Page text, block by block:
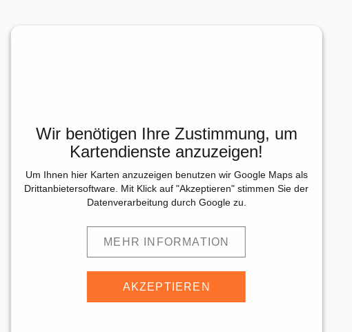
Wir benötigen Ihre Zustimmung, um
Kartendienste anzuzeigen!
Um Ihnen hier Karten anzuzeigen benutzen wir Google Maps als
Drittanbietersoftware. Mit Klick auf "Akzeptieren" stimmen Sie der
Datenverarbeitung durch Google zu.
MEHR INFORMATION
AKZEPTIEREN